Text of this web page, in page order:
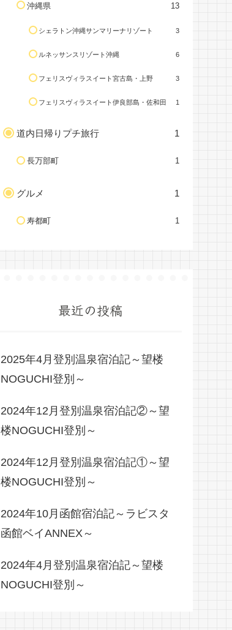
沖縄県 13
シェラトン沖縄サンマリーナリゾート 3
ルネッサンスリゾート沖縄 6
フェリスヴィラスイート宮古島・上野 3
フェリスヴィラスイート伊良部島・佐和田 1
道内日帰りプチ旅行 1
長万部町 1
グルメ 1
寿都町 1
最近の投稿
2025年4月登別温泉宿泊記～望楼
NOGUCHI登別～
2024年12月登別温泉宿泊記②～望
楼NOGUCHI登別～
2024年12月登別温泉宿泊記①～望
楼NOGUCHI登別～
2024年10月函館宿泊記～ラビスタ
函館ベイANNEX～
2024年4月登別温泉宿泊記～望楼
NOGUCHI登別～